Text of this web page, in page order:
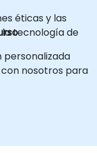
éticas y las
tecnología de
personalizada
nosotros para